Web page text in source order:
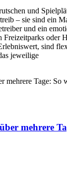
und
– sie sind ein
und ein
Freizeitparks oder
sind
jeweilige
mehrere